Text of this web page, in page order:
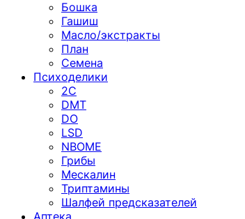
Бошка
Гашиш
Масло/экстракты
План
Семена
Психоделики
2C
DMT
DO
LSD
NBOME
Грибы
Мескалин
Триптамины
Шалфей предсказателей
Аптека